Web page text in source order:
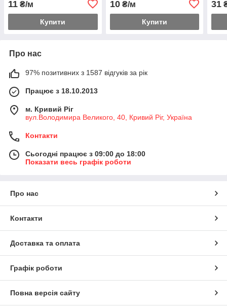
11 ₴/м
Купити
10₴/м
Купити
31
Про нас
97% позитивних з 1587 відгуків за рік
Працює з 18.10.2013
м. Кривий Ріг
вул.Володимира Великого, 40, Кривий Ріг, Україна
Контакти
Сьогодні працює з 09:00 до 18:00
Показати весь графік роботи
Про нас
Контакти
Доставка та оплата
Графік роботи
Повна версія сайту